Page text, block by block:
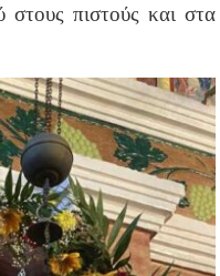
στους πιστούς και στα